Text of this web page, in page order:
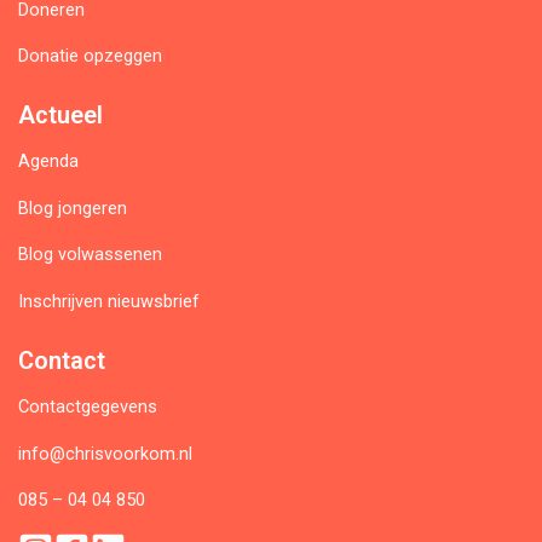
Doneren
Donatie opzeggen
Actueel
Agenda
Blog jongeren
Blog volwassenen
Inschrijven nieuwsbrief
Contact
Contactgegevens
info@chrisvoorkom.nl
085 – 04 04 850